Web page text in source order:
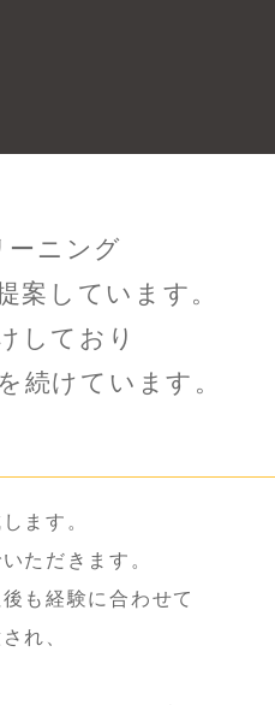
ーニング
案しています。
しており
続けています。
ます。
ただきます。
も経験に合わせて
れ、